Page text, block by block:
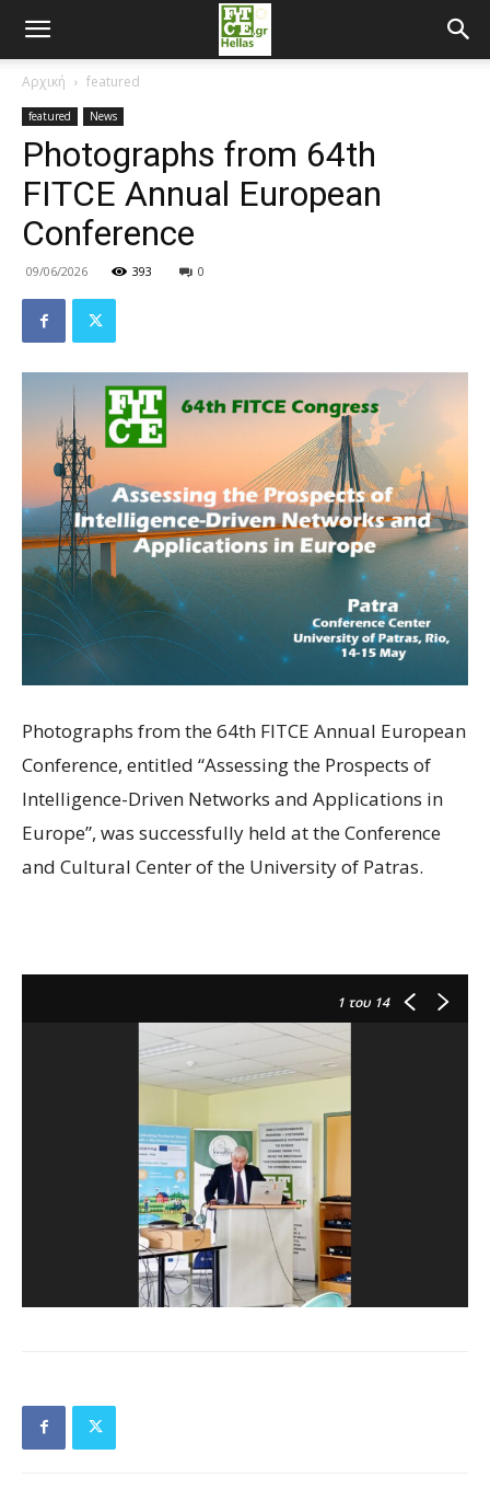
Αρχική featured
featured News
Photographs from 64th
FITCE Annual European
Conference
09/06/2026 393 0
Photographs from the 64th FITCE Annual European
Conference, entitled “Assessing the Prospects of
Intelligence-Driven Networks and Applications in
Europe”, was successfully held at the Conference
and Cultural Center of the University of Patras.
1 του 14